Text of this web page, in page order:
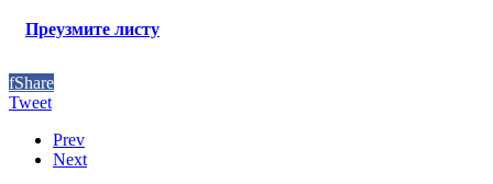
Преузмите листу
fShare
Tweet
Prev
Next